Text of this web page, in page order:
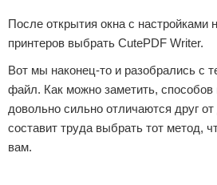
После открытия окна с настройками
принтеров выбрать CutePDF Writer.
Вот мы наконец-то и разобрались с
файл. Как можно заметить, способов
довольно сильно отличаются друг
составит труда выбрать тот метод,
вам.